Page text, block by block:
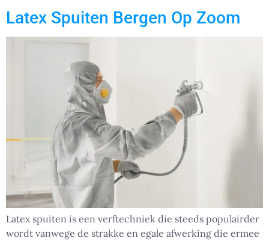
Latex Spuiten Bergen Op Zoom
Latex spuiten is een verftechniek die steeds populairder
wordt vanwege de strakke en egale afwerking die ermee